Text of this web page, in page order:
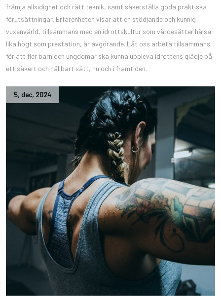
främja allsidighet och rätt teknik, samt säkerställa goda praktiska
förutsättningar. Erfarenheten visar att en stödjande och kunnig
vuxenvärld, tillsammans med en idrottskultur som värdesätter hälsa
lika högt som prestation, är avgörande. Låt oss arbeta tillsammans
för att fler barn och ungdomar ska kunna uppleva idrottens glädje på
ett säkert och hållbart sätt, nu och i framtiden.
5, dec, 2024